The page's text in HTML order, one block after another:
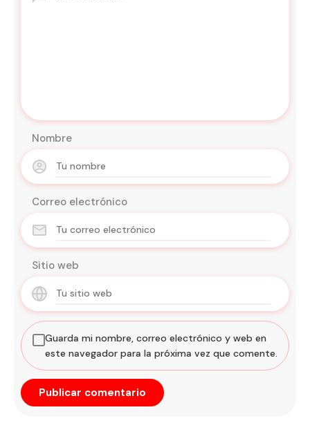
Nombre
Correo electrónico
Sitio web
Guarda mi nombre, correo electrónico y web en
este navegador para la próxima vez que comente.